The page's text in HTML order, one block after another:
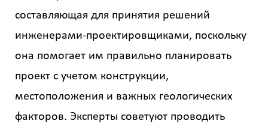
составляющая для принятия решений
инженерами-проектировщиками, поскольку
она помогает им правильно планировать
проект с учетом конструкции,
местоположения и важных геологических
факторов. Эксперты советуют проводить